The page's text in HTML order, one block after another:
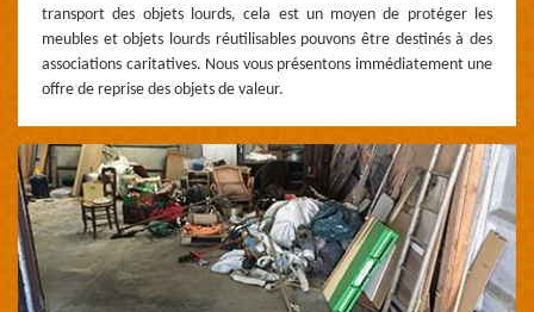
transport des objets lourds, cela est un moyen de protéger les
meubles et objets lourds réutilisables pouvons être destinés à des
associations caritatives. Nous vous présentons immédiatement une
offre de reprise des objets de valeur.